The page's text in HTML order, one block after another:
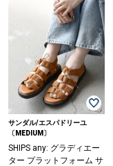
サンダル/エスパドリーユ
〔MEDIUM〕
SHIPS any: グラディエー
ター プラットフォーム サ